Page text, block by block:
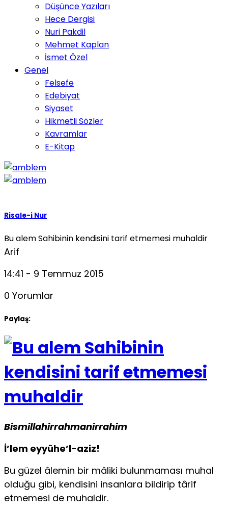
Düşünce Yazıları
Hece Dergisi
Nuri Pakdil
Mehmet Kaplan
İsmet Özel
Genel
Felsefe
Edebiyat
Siyaset
Hikmetli Sözler
Kavramlar
E-Kitap
Risale-i Nur
Bu alem Sahibinin kendisini tarif etmemesi muhaldir
Arif
14:41 - 9 Temmuz 2015
0 Yorumlar
Paylaş:
Bismillahirrahmanirrahim
İ’lem eyyühe’l-aziz!
Bu güzel âlemin bir mâliki bulunmaması muhal
olduğu gibi, kendisini insanlara bildirip târif
etmemesi de muhaldir.